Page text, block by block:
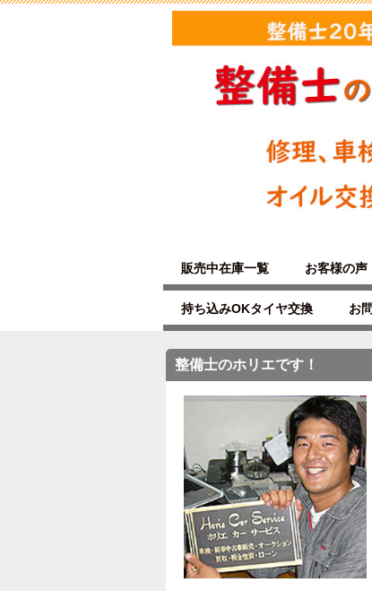
販売中在庫一覧 お客様の声
持ち込みOKタイヤ交換 お
整備士のホリエです！